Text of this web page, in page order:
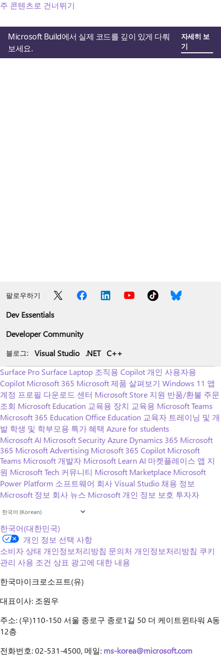
주 콘텐츠로 건너뛰기
Microsoft Build에서 실제 코드를 깊이 있게 다뤄
보세요.
자세히 보
기
팔로우하기
Dev Essentials
Developer Community
블로그: Visual Studio .NET C++
Surface Pro Surface Laptop 조직용 Copilot 개인 사용자용
Copilot Microsoft 365 Microsoft 제품 살펴보기 Windows 11 앱
계정 프로필 다운로드 센터 Microsoft Store 지원 반품/환불 주문
조회 Microsoft Education 교육용 장치 교육용 Microsoft Teams
Microsoft 365 Education Office Education 교육자 트레이닝 및 개
발 학생 및 학부모용 특가 혜택 Azure for students
Microsoft AI Microsoft SecurityAzure Dynamics 365 Microsoft
365 Microsoft Advertising Microsoft 365 Copilot Microsoft
Teams Microsoft 개발자 Microsoft Learn AI 마켓플레이스 앱 지
원 Microsoft Tech 커뮤니티 Microsoft Marketplace Microsoft
Power Platform 소프트웨어 회사Visual Studio 채용 정보
Microsoft 정보 회사 뉴스 Microsoft 개인 정보 보호 투자자
한국어(대한민국)
개인 정보 선택 사항
소비자 상태 개인정보처리방침 문의처 개인정보처리방침 쿠키
관리 사용 조건 상표 광고에 대한 내용
한국마이크로소프트(유)
대표이사: 조원우
주소: (우)110-150 서울 종로구 종로1길 50 더 케이트윈타워 A동
12층
전화번호: 02-531-4500, 메일: ms-korea@microsoft.com